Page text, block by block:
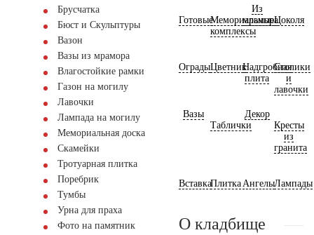
Брусчатка
Бюст и Скульптуры
Вазон
Вазы из мрамора
Влагостойкие рамки
Газон на могилу
Лавочки
Лампада на могилу
Мемориальная доска
Скамейки
Тротуарная плитка
Поребрик
Тумбы
Урна для праха
Фото на памятник
ГотовыеМемориальные
комплексы
Из
мрамораЦоколя
ОградыЦветникНадгробная
плита
Столики
и
лавочки
Вазы
Таблички
Декор
Кресты
из
гранита
ВставкаПлитка АнгелыЛампады
О кладбище